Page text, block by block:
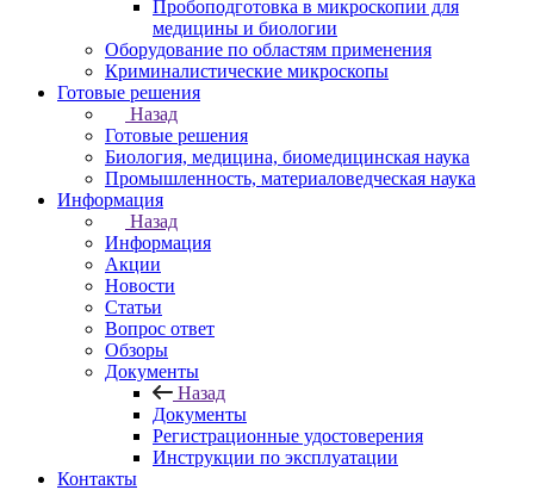
Пробоподготовка в микроскопии для
медицины и биологии
Оборудование по областям применения
Криминалистические микроскопы
Готовые решения
Назад
Готовые решения
Биология, медицина, биомедицинская наука
Промышленность, материаловедческая наука
Информация
Назад
Информация
Акции
Новости
Статьи
Вопрос ответ
Обзоры
Документы
Назад
Документы
Регистрационные удостоверения
Инструкции по эксплуатации
Контакты